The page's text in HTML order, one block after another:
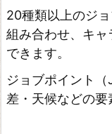
ク
ラ
イ
20種類以上のジ
組み合わせ、キ
できます。
ジョブポイント
差・天候などの要